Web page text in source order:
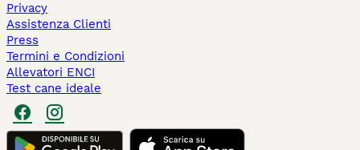
Privacy
Assistenza Clienti
Press
Termini e Condizioni
Allevatori ENCI
Test cane ideale